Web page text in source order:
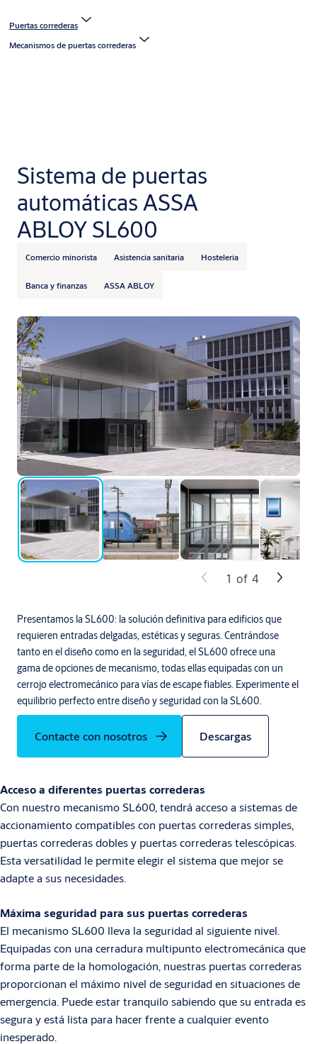
Puertas correderas
Mecanismos de puertas correderas
Sistema de puertas
automáticas ASSA
ABLOY SL600
Comercio minorista Asistencia sanitaria Hostelería
Banca y finanzas ASSA ABLOY
Presentamos la SL600: la solución definitiva para edificios que
requieren entradas delgadas, estéticas y seguras. Centrándose
tanto en el diseño como en la seguridad, el SL600 ofrece una
gama de opciones de mecanismo, todas ellas equipadas con un
cerrojo electromecánico para vías de escape fiables. Experimente el
equilibrio perfecto entre diseño y seguridad con la SL600.
Contacte con nosotros Descargas
1 of 4
Acceso a diferentes puertas correderas
Con nuestro mecanismo SL600, tendrá acceso a sistemas de
accionamiento compatibles con puertas correderas simples,
puertas correderas dobles y puertas correderas telescópicas.
Esta versatilidad le permite elegir el sistema que mejor se
adapte a sus necesidades.
Máxima seguridad para sus puertas correderas
El mecanismo SL600 lleva la seguridad al siguiente nivel.
Equipadas con una cerradura multipunto electromecánica que
forma parte de la homologación, nuestras puertas correderas
proporcionan el máximo nivel de seguridad en situaciones de
emergencia. Puede estar tranquilo sabiendo que su entrada es
segura y está lista para hacer frente a cualquier evento
inesperado.